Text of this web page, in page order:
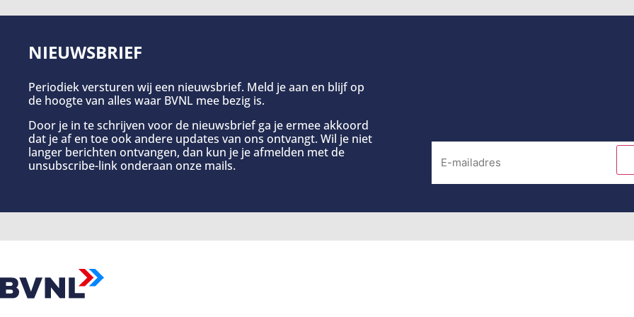
NIEUWSBRIEF
Periodiek versturen wij een nieuwsbrief. Meld je aan en blijf op
de hoogte van alles waar BVNL mee bezig is.
Door je in te schrijven voor de nieuwsbrief ga je ermee akkoord
dat je af en toe ook andere updates van ons ontvangt. Wil je niet
langer berichten ontvangen, dan kun je je afmelden met de
unsubscribe-link onderaan onze mails.